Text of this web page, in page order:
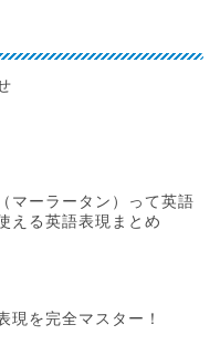
マーラータン）って英語
える英語表現まとめ
現を完全マスター！